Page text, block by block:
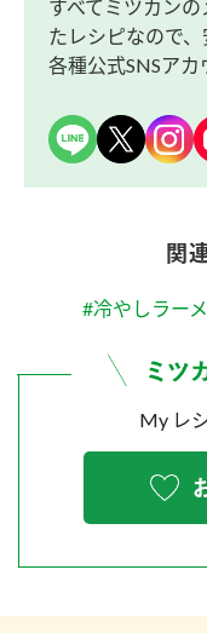
すべてミツカン
たレシピなので、
各種公式SNSアカ
関
#冷やしラー
My レ